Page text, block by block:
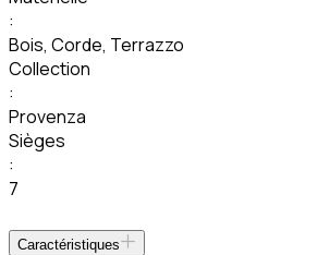
:
Bois, Corde, Terrazzo
Collection
:
Provenza
Sièges
:
7
Caractéristiques